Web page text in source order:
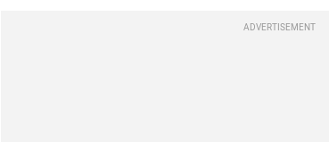
ADVERTISEMENT